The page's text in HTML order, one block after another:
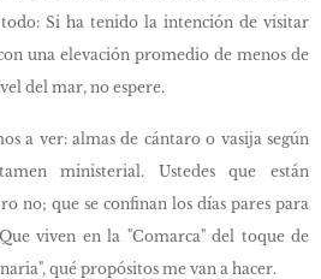
Si ha tenido la intención de visitar
una elevación promedio de menos de
del mar, no espere.
a ver: almas de cántaro o vasija según
ministerial. Ustedes que están
no; que se confinan los días pares para
viven en la "Comarca" del toque de
qué propósitos me van a hacer.